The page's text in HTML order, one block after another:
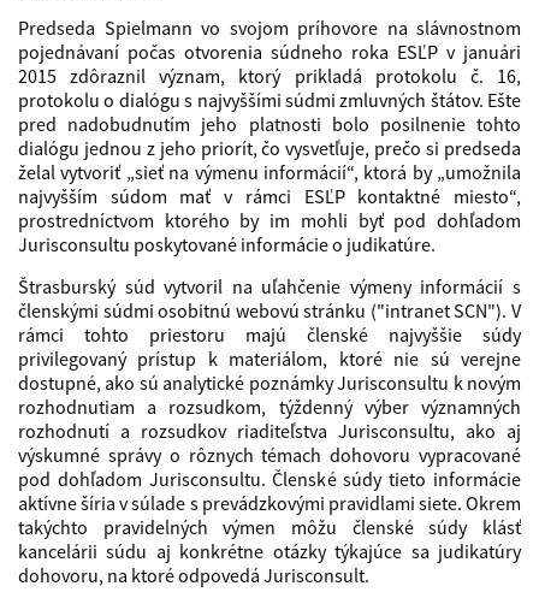
Predseda Spielmann vo svojom príhovore na slávnostnom
pojednávaní počas otvorenia súdneho roka ESĽP v januári
2015 zdôraznil význam, ktorý prikladá protokolu č. 16,
protokolu o dialógu s najvyššími súdmi zmluvných štátov. Ešte
pred nadobudnutím jeho platnosti bolo posilnenie tohto
dialógu jednou z jeho priorít, čo vysvetľuje, prečo si predseda
želal vytvoriť „sieť na výmenu informácií“, ktorá by „umožnila
najvyšším súdom mať v rámci ESĽP kontaktné miesto“,
prostredníctvom ktorého by im mohli byť pod dohľadom
Jurisconsultu poskytované informácie o judikatúre.
Štrasburský súd vytvoril na uľahčenie výmeny informácií s
členskými súdmi osobitnú webovú stránku ("intranet SCN"). V
rámci tohto priestoru majú členské najvyššie súdy
privilegovaný prístup k materiálom, ktoré nie sú verejne
dostupné, ako sú analytické poznámky Jurisconsultu k novým
rozhodnutiam a rozsudkom, týždenný výber významných
rozhodnutí a rozsudkov riaditeľstva Jurisconsultu, ako aj
výskumné správy o rôznych témach dohovoru vypracované
pod dohľadom Jurisconsultu. Členské súdy tieto informácie
aktívne šíria v súlade s prevádzkovými pravidlami siete. Okrem
takýchto pravidelných výmen môžu členské súdy klásť
kancelárii súdu aj konkrétne otázky týkajúce sa judikatúry
dohovoru, na ktoré odpovedá Jurisconsult.